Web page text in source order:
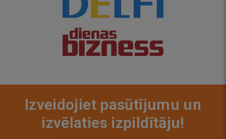
Izveidojiet pasūtījumu un
izvēlaties izpildītāju!